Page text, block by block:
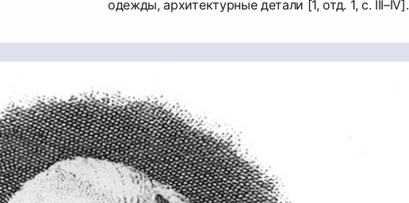
одежды, архитектурные детали [1, отд. 1, с. III–IV].